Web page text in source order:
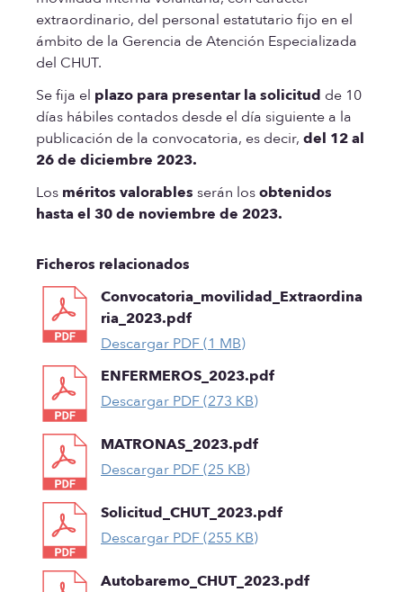
extraordinario, del personal estatutario fijo en el
ámbito de la Gerencia de Atención Especializada
del CHUT.
Se fija el plazo para presentar la solicitud de 10
días hábiles contados desde el día siguiente a la
publicación de la convocatoria, es decir, del 12 al
26 de diciembre 2023.
Los méritos valorables serán losobtenidos
hasta el 30 de noviembre de 2023.
Ficheros relacionados
Convocatoria_movilidad_Extraordina
ria_2023.pdf
Descargar PDF (1 MB)
ENFERMEROS_2023.pdf
Descargar PDF (273 KB)
MATRONAS_2023.pdf
Descargar PDF (25 KB)
Solicitud_CHUT_2023.pdf
Descargar PDF (255 KB)
Autobaremo_CHUT_2023.pdf